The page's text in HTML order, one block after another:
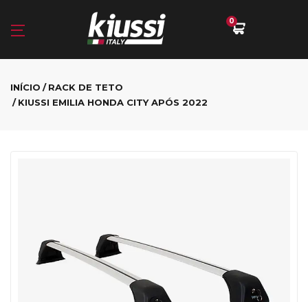
0
INÍCIO
RACK DE TETO
KIUSSI EMILIA HONDA CITY APÓS 2022